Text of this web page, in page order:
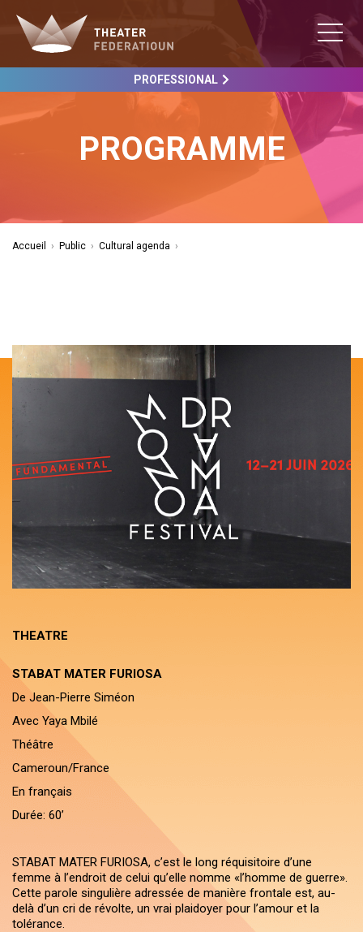
PROFESSIONAL
PROGRAMME
Accueil › Public › Cultural agenda ›
THEATRE
STABAT MATER FURIOSA
De Jean-Pierre Siméon
Avec Yaya Mbilé
Théâtre
Cameroun/France
En français
Durée: 60’
STABAT MATER FURIOSA, c’est le long réquisitoire d’une
femme à l’endroit de celui qu’elle nomme «l’homme de guerre».
Cette parole singulière adressée de manière frontale est, au-
delà d’un cri de révolte, un vrai plaidoyer pour l’amour et la
tolérance.